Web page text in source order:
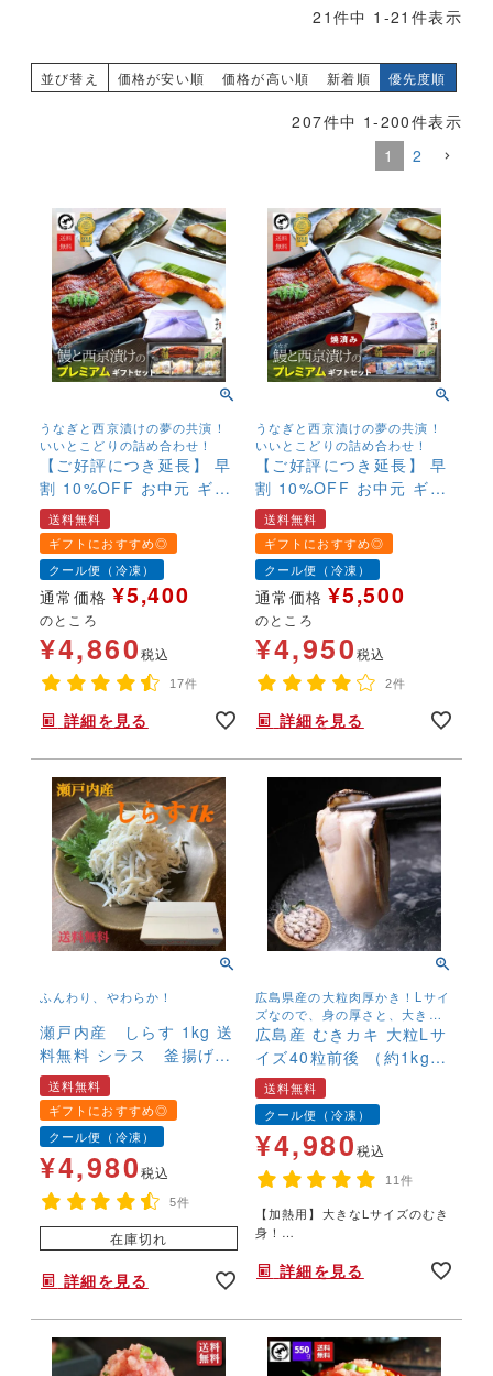
21 件中 1 -21 件表示
並び替え 価格が安い順 価格が高い順 新着順 優先度順
207件中 1-200件表示
1
2
うなぎと西京漬けの夢の共演！
いいとこどりの詰め合わせ！
【ご好評につき延長】 早
割 10%OFF お中元 ギフ
ト 鰻と西京漬けのプレミ
アムギフトセット 送料無
料 銀だら さわら 鮭 九州
産うなぎ 国産うなぎ 魚
西京漬 味噌漬 高級 詰合
せ ギフト お取り寄せ 母
の日 父の日
送料無料
ギフトにおすすめ◎
クール便（冷凍）
通常価格 ¥5,400
のところ
¥4,860税込
17件
詳細を見る
うなぎと西京漬けの夢の共演！
いいとこどりの詰め合わせ！
【ご好評につき延長】 早
割 10%OFF お中元 ギフ
ト 鰻と【焼き済西京漬
け】のプレミアムギフト
セット 送料無料 銀だら
さわら 鮭 九州産うな
ぎ 国産うなぎ 魚 西京
漬 味噌漬 高級 詰合せ ギ
フト お取り寄せ 母の日
父の日
送料無料
ギフトにおすすめ◎
クール便（冷凍）
通常価格 ¥5,500
のところ
¥4,950税込
2件
詳細を見る
ふんわり、やわらか！
瀬戸内産 しらす 1kg 送
料無料 シラス 釜揚げ
かまあげ 無添加 大容
量 ボリューム 海鮮
ごはんのおとも 酒の肴
送料無料
ギフトにおすすめ◎
クール便（冷凍）
¥4,980税込
5件
在庫切れ
詳細を見る
広島県産の大粒肉厚かき！Lサイ
ズなので、身の厚さと、大きさ
が自慢！
広島産 むきカキ 大粒Lサ
イズ40粒前後 （約1kg）
送料無料 加熱用 牡蠣
かき カキ
送料無料
クール便（冷凍）
¥4,980税込
11件
【加熱用】大きなLサイズのむき
身！
分！詳細を見る